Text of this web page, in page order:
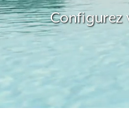
Configurez